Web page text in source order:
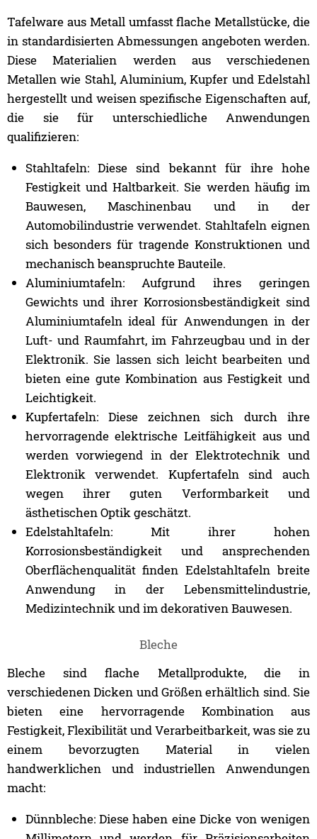
Tafelware aus Metall umfasst flache Metallstücke, die
in standardisierten Abmessungen angeboten werden.
Diese Materialien werden aus verschiedenen
Metallen wie Stahl, Aluminium, Kupfer und Edelstahl
hergestellt und weisen spezifische Eigenschaften auf,
die sie für unterschiedliche Anwendungen
qualifizieren:
Stahltafeln: Diese sind bekannt für ihre hohe
Festigkeit und Haltbarkeit. Sie werden häufig im
Bauwesen, Maschinenbau und in der
Automobilindustrie verwendet. Stahltafeln eignen
sich besonders für tragende Konstruktionen und
mechanisch beanspruchte Bauteile.
Aluminiumtafeln: Aufgrund ihres geringen
Gewichts und ihrer Korrosionsbeständigkeit sind
Aluminiumtafeln ideal für Anwendungen in der
Luft- und Raumfahrt, im Fahrzeugbau und in der
Elektronik. Sie lassen sich leicht bearbeiten und
bieten eine gute Kombination aus Festigkeit und
Leichtigkeit.
Kupfertafeln: Diese zeichnen sich durch ihre
hervorragende elektrische Leitfähigkeit aus und
werden vorwiegend in der Elektrotechnik und
Elektronik verwendet. Kupfertafeln sind auch
wegen ihrer guten Verformbarkeit und
ästhetischen Optik geschätzt.
Edelstahltafeln: Mit ihrer hohen
Korrosionsbeständigkeit und ansprechenden
Oberflächenqualität finden Edelstahltafeln breite
Anwendung in der Lebensmittelindustrie,
Medizintechnik und im dekorativen Bauwesen.
Bleche
Bleche sind flache Metallprodukte, die in
verschiedenen Dicken und Größen erhältlich sind. Sie
bieten eine hervorragende Kombination aus
Festigkeit, Flexibilität und Verarbeitbarkeit, was sie zu
einem bevorzugten Material in vielen
handwerklichen und industriellen Anwendungen
macht:
Dünnbleche: Diese haben eine Dicke von wenigen